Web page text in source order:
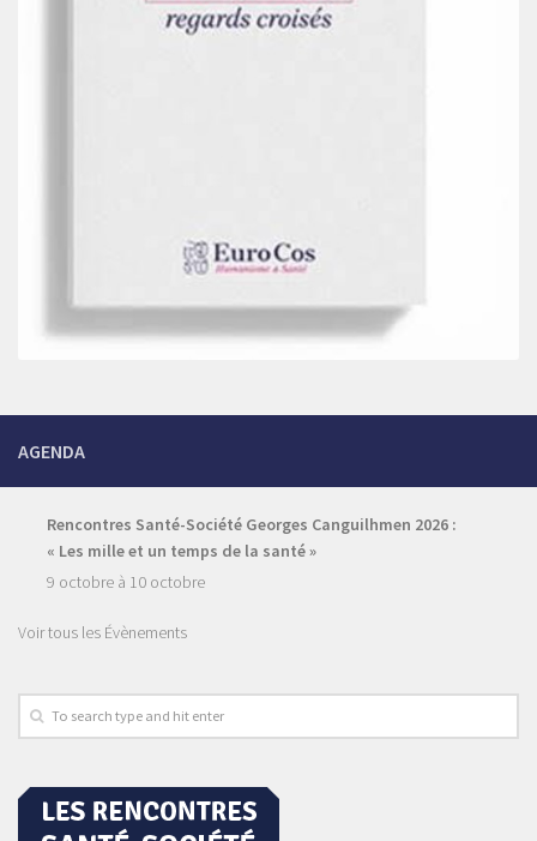
AGENDA
Rencontres Santé-Société Georges Canguilhmen 2026 :
« Les mille et un temps de la santé »
9 octobre à 10 octobre
Voir tous les Évènements